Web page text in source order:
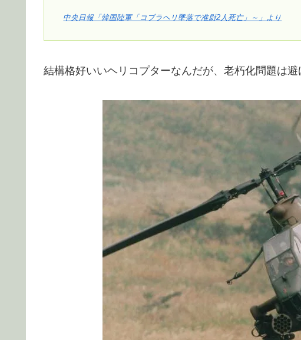
中央日報「韓国陸軍「コブラヘリ墜落で准尉2人死亡」～」より
結構格好いいヘリコプターなんだが、老朽化問題は避